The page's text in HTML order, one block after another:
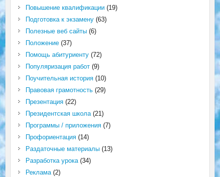
Повышение квалификации(19)
Подготовка к экзамену(63)
Полезные веб сайты(6)
Положение(37)
Помощь абитуриенту(72)
Популяризация работ(9)
Поучительная история(10)
Правовая грамотность(29)
Презентация(22)
Президентская школа(21)
Программы / приложения(7)
Профориентация(14)
Раздаточные материалы(13)
Разработка урока(34)
Реклама(2)